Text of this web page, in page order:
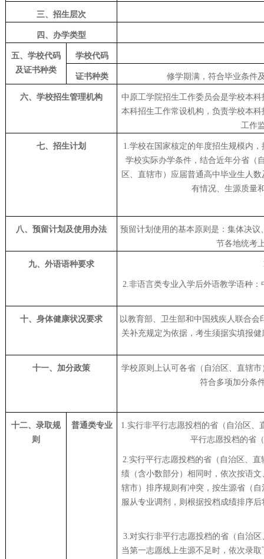
三、招生层次
四、办学类型
五、学校代码
及证书种类
学校代码
证书种类 修学期满，符合毕业条件
六、学校招生管理机构
中原工学院招生工作委员会是学校本
本科招生工作常设机构，负责学校本
工作
七、招生计划
1.学校在国家核定的年度招生规模内
学校实际办学条件，结合近年分省（
区、直辖市）应届普通高中毕业生人
有情况、生源质量
八、预留计划及使用办法
预留计划使用的基本原则是：集体决
节各地统考
九、外语语种要求
2.非语言类专业入学后外语教学语种
十、身体健康状况要求
以教育部、卫生部和中国残疾人联合
关补充规定为依据，考生须据实填报
十一、加分政策
学校原则上认可各省（自治区、直辖
符合多项加分条
十二、录取规
则
普通类专业
1.实行非平行志愿投档的省（自治区
平行志愿投档的省
2.实行平行志愿投档的省（自治区、
绩（含小数部分）相同时，依次按语
辖市）排序规则有冲突，按生源省（
服从专业调剂，则根据投档成绩排序
3.对实行非平行志愿投档的省（自治
当第一志愿线上生源不足时，依次录